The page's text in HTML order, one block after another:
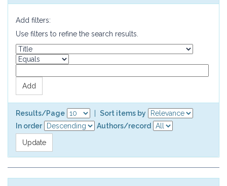
Add filters:
Use filters to refine the search results.
Results/Page
Sort items by
In order
Authors/record